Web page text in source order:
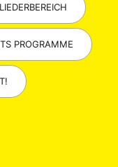
PROGRAMME